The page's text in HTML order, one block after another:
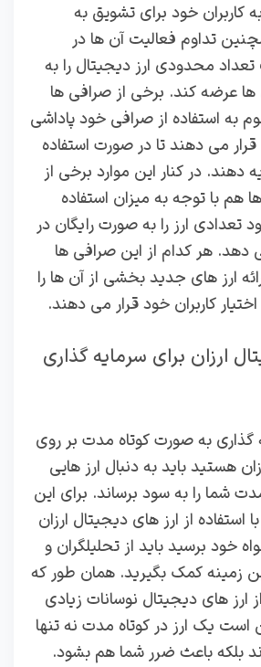
کاربران خود برای تشویق به
تداوم فعالیت آن ها در
محدودی ارز دیجیتال را به
ها عرضه کند. برخی از صرافی ها
به استفاده از صرافی خود پاداشی
قرار می دهند تا در صورت استفاده
دهند. در کنار این موارد برخی از
هم با توجه به میزان استفاده
تعدادی ارز را به صورت رایگان در
دهد. هر کدام از این صرافی ها
ارز های جدید بخشی از آن ها را
کاربران خود قرار می دهند.
ارزان برای سرمایه گذاری
گذاری به صورت کوتاه مدت بر روی
هستید باید به دنبال ارز هایی
شما را به سود برساند. برای این
استفاده از ارز های دیجیتال ارزان
خود برسید باید از تحلیلگران و
زمینه کمک بگیرید. همان طور که
ارز های دیجیتال نوسانات زیادی
است یک ارز در کوتاه مدت نه تنها
بلکه باعث ضرر شما هم بشود.